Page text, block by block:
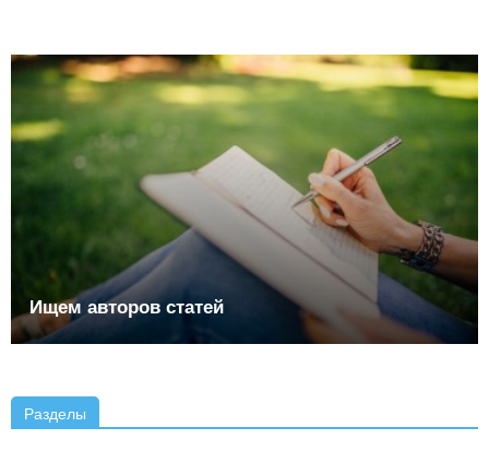
Ищем авторов статей
Разделы